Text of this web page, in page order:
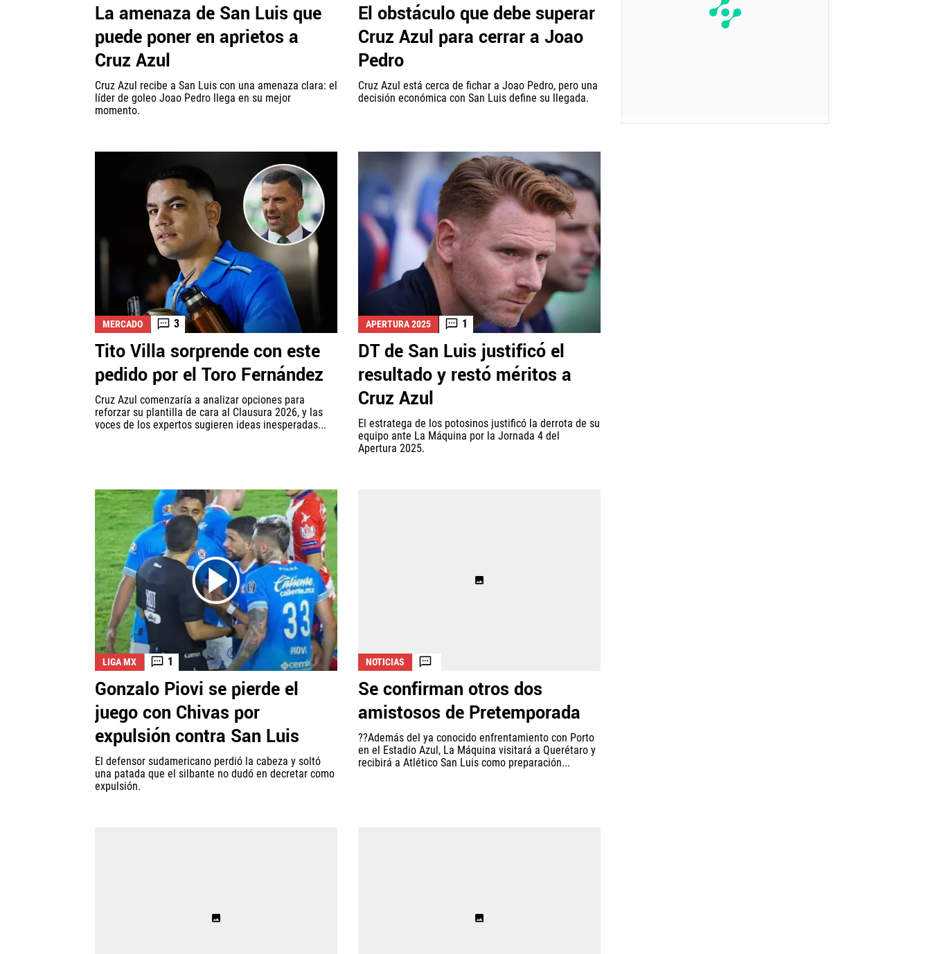
La amenaza de San Luis que
puede poner en aprietos a
Cruz Azul
Cruz Azul recibe a San Luis con una amenaza clara: el
líder de goleo Joao Pedro llega en su mejor
momento.
El obstáculo que debe superar
Cruz Azul para cerrar a Joao
Pedro
Cruz Azul está cerca de fichar a Joao Pedro, pero una
decisión económica con San Luis define su llegada.
MERCADO 3
Tito Villa sorprende con este
pedido por el Toro Fernández
Cruz Azul comenzaría a analizar opciones para
reforzar su plantilla de cara al Clausura 2026, y las
voces de los expertos sugieren ideas inesperadas...
APERTURA 2025 1
DT de San Luis justificó el
resultado y restó méritos a
Cruz Azul
El estratega de los potosinos justificó la derrota de su
equipo ante La Máquina por la Jornada 4 del
Apertura 2025.
LIGA MX 1
Gonzalo Piovi se pierde el
juego con Chivas por
expulsión contra San Luis
El defensor sudamericano perdió la cabeza y soltó
una patada que el silbante no dudó en decretar como
expulsión.
NOTICIAS
Se confirman otros dos
amistosos de Pretemporada
??Además del ya conocido enfrentamiento con Porto
en el Estadio Azul, La Máquina visitará a Querétaro y
recibirá a Atlético San Luis como preparación...